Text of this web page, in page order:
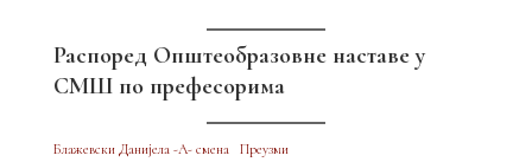
Распоред Општеобразовне наставе у
СМШ по префесорима
Блажевски Данијела -A- смена
Преузми